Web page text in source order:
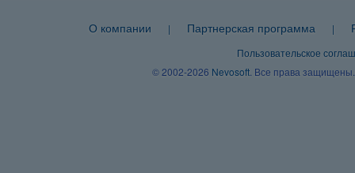
О компании | Партнерская программа |
Пользовательское
© 2002-2026 Nevosoft . Все права защищены